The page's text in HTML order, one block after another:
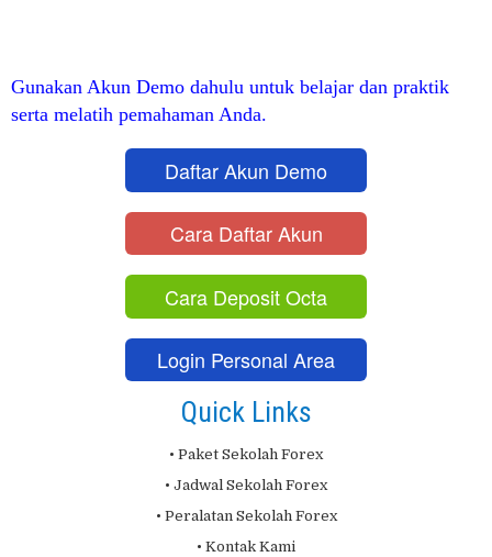
Gunakan Akun Demo dahulu untuk belajar dan praktik
serta melatih pemahaman Anda.
Daftar Akun Demo
Cara Daftar Akun
Cara Deposit Octa
Login Personal Area
Quick Links
• Paket Sekolah Forex
• Jadwal Sekolah Forex
• Peralatan Sekolah Forex
• Kontak Kami